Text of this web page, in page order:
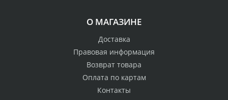
О МАГАЗИНЕ
Доставка
Правовая информация
Возврат товара
Оплата по картам
Контакты